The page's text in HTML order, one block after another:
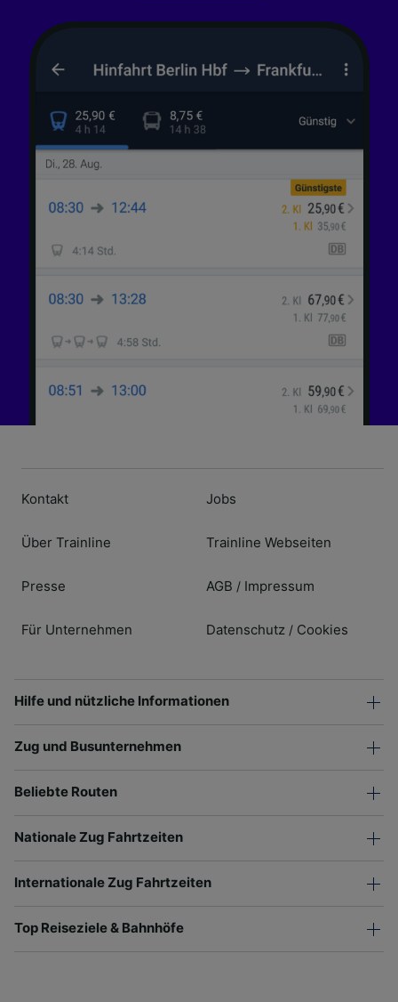
Kontakt
Über Trainline
Presse
Für Unternehmen
Jobs
Trainline Webseiten
AGB / Impressum
Datenschutz / Cookies
Hilfe und nützliche Informationen
Zug und Busunternehmen
Beliebte Routen
Nationale Zug Fahrtzeiten
Internationale Zug Fahrtzeiten
Top Reiseziele & Bahnhöfe